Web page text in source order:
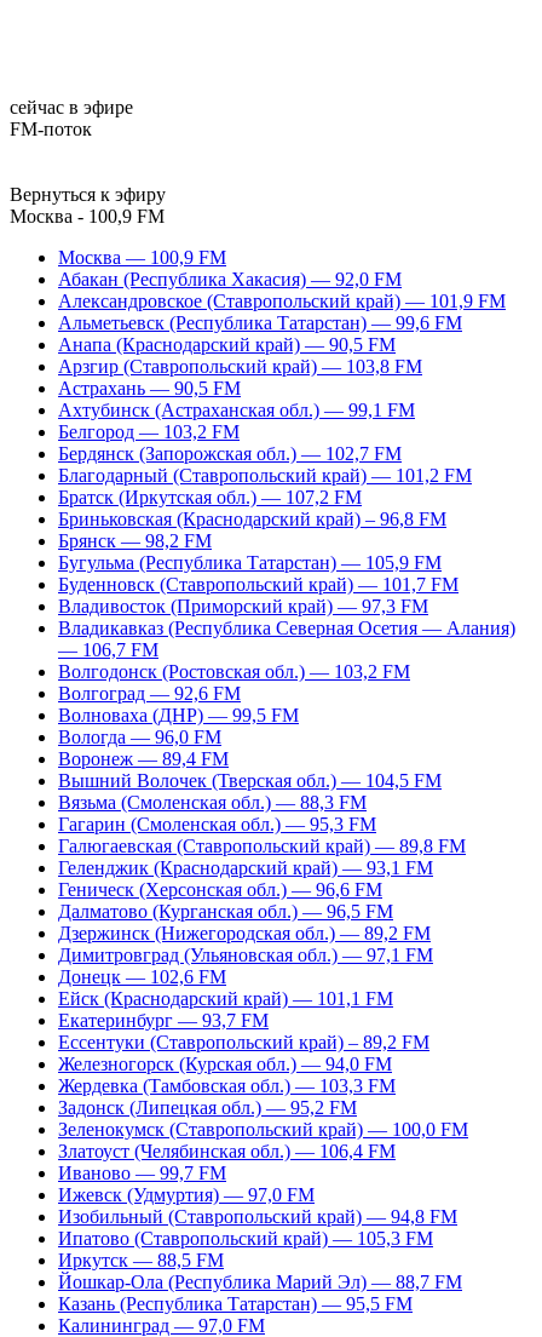
сейчас в эфире
FM-поток
Вернуться к эфиру
Москва - 100,9 FM
Москва — 100,9 FM
Абакан (Республика Хакасия) — 92,0 FM
Александровское (Ставропольский край) — 101,9 FM
Альметьевск (Республика Татарстан) — 99,6 FM
Анапа (Краснодарский край) — 90,5 FM
Арзгир (Ставропольский край) — 103,8 FM
Астрахань — 90,5 FM
Ахтубинск (Астраханская обл.) — 99,1 FM
Белгород — 103,2 FM
Бердянск (Запорожская обл.) — 102,7 FM
Благодарный (Ставропольский край) — 101,2 FM
Братск (Иркутская обл.) — 107,2 FM
Бриньковская (Краснодарский край) – 96,8 FM
Брянск — 98,2 FM
Бугульма (Республика Татарстан) — 105,9 FM
Буденновск (Ставропольский край) — 101,7 FM
Владивосток (Приморский край) — 97,3 FM
Владикавказ (Республика Северная Осетия — Алания)
— 106,7 FM
Волгодонск (Ростовская обл.) — 103,2 FM
Волгоград — 92,6 FM
Волноваха (ДНР) — 99,5 FM
Вологда — 96,0 FM
Воронеж — 89,4 FM
Вышний Волочек (Тверская обл.) — 104,5 FM
Вязьма (Смоленская обл.) — 88,3 FM
Гагарин (Смоленская обл.) — 95,3 FM
Галюгаевская (Ставропольский край) — 89,8 FM
Геленджик (Краснодарский край) — 93,1 FM
Геническ (Херсонская обл.) — 96,6 FM
Далматово (Курганская обл.) — 96,5 FM
Дзержинск (Нижегородская обл.) — 89,2 FM
Димитровград (Ульяновская обл.) — 97,1 FM
Донецк — 102,6 FM
Ейск (Краснодарский край) — 101,1 FM
Екатеринбург — 93,7 FM
Ессентуки (Ставропольский край) – 89,2 FM
Железногорск (Курская обл.) — 94,0 FM
Жердевка (Тамбовская обл.) — 103,3 FM
Задонск (Липецкая обл.) — 95,2 FM
Зеленокумск (Ставропольский край) — 100,0 FM
Златоуст (Челябинская обл.) — 106,4 FM
Иваново — 99,7 FM
Ижевск (Удмуртия) — 97,0 FM
Изобильный (Ставропольский край) — 94,8 FM
Ипатово (Ставропольский край) — 105,3 FM
Иркутск — 88,5 FM
Йошкар-Ола (Республика Марий Эл) — 88,7 FM
Казань (Республика Татарстан) — 95,5 FM
Калининград — 97,0 FM